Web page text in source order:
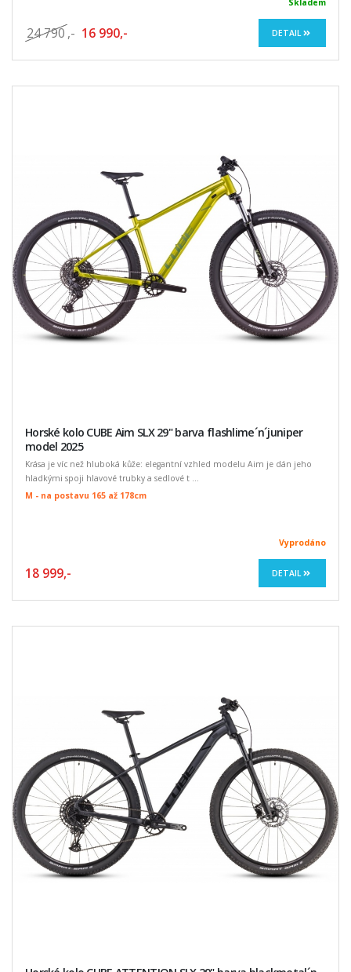
Skladem
24 790 ,- 16 990,- DETAIL
Horské kolo CUBE Aim SLX 29" barva flashlime´n´juniper
model 2025
Krása je víc než hluboká kůže: elegantní vzhled modelu Aim je dán jeho
hladkými spoji hlavové trubky a sedlové t ...
M - na postavu 165 až 178cm
Vyprodáno
18 999,- DETAIL